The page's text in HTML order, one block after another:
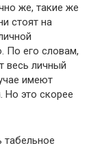
же, такие же
стоят на
По его словам,
весь личный
имеют
Но это скорее
табельное